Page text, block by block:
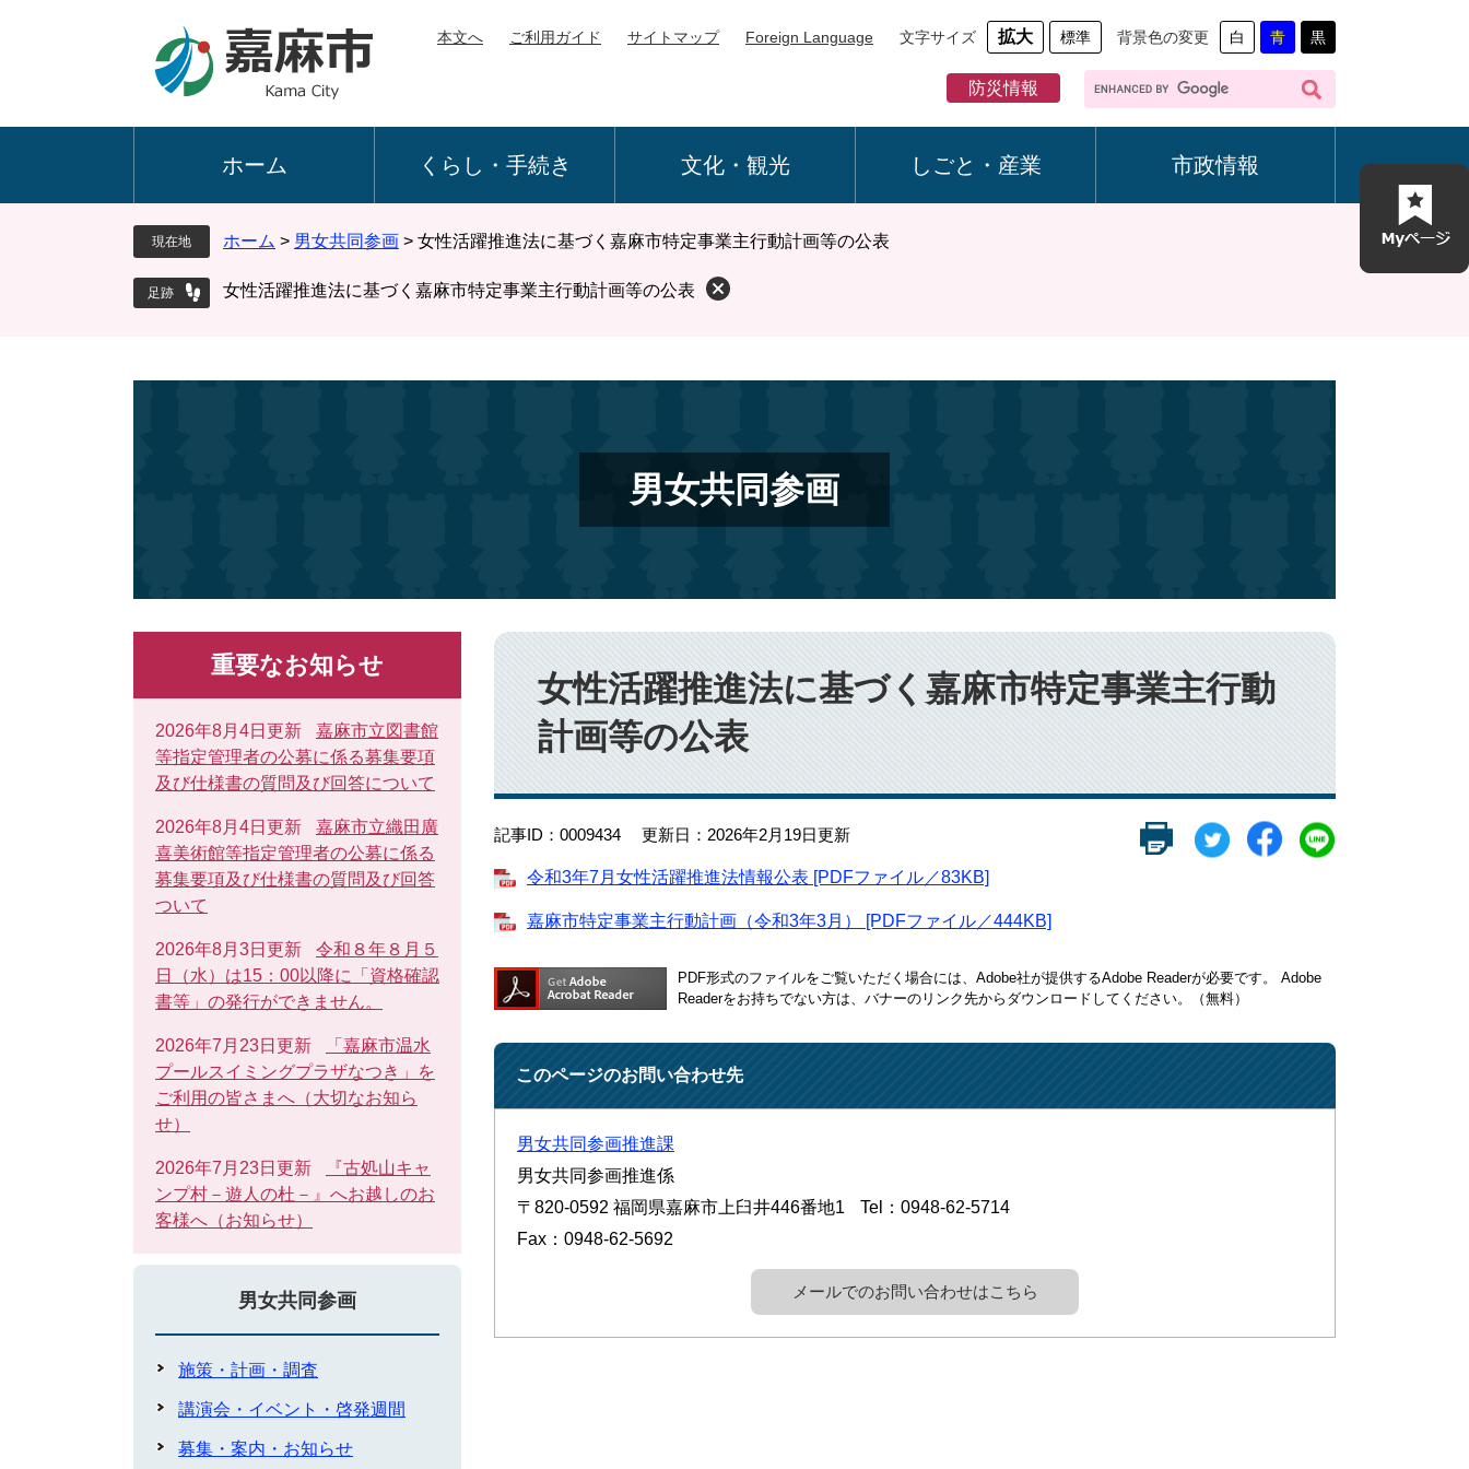
本文へ ご利用ガイド サイトマップ Foreign Language 文字サイズ 拡大 標準 背景色の変更 白 青 黒
防災情報
G
o
ホーム くらし・手続き 文化・観光 しごと・産業 市政情報
現在地 ホーム > 男女共同参画 > 女性活躍推進法に基づく嘉麻市特定事業主行動計画等の公表
女性活躍推進法に基づく嘉麻市特定事業主行動計画等の公表
男女共同参画
本
文
女性活躍推進法に基づく嘉麻市特定事業主行動
計画等の公表
記事ID：0009434 更新日：2026年2月19日更新
令和3年7月女性活躍推進法情報公表 [PDFファイル／83KB]
嘉麻市特定事業主行動計画（令和3年3月） [PDFファイル／444KB]
PDF形式のファイルをご覧いただく場合には、Adobe社が提供するAdobe Readerが必要です。
Adobe
Readerをお持ちでない方は、バナーのリンク先からダウンロードしてください。（無料）
このページのお問い合わせ先
男女共同参画推進課
男女共同参画推進係
〒820-0592 福岡県嘉麻市上臼井446番地1
Tel：0948-62-5714
Fax：0948-62-5692
メールでのお問い合わせはこちら
重要なお知らせ
2026年8月4日更新
嘉麻市立図書館
等指定管理者の公募に係る募集要項
及び仕様書の質問及び回答について
2026年8月4日更新
嘉麻市立織田廣
喜美術館等指定管理者の公募に係る
募集要項及び仕様書の質問及び回答
ついて
2026年8月3日更新
令和８年８月５
日（水）は15：00以降に「資格確認
書等」の発行ができません。
2026年7月23日更新
「嘉麻市温水
プールスイミングプラザなつき」を
ご利用の皆さまへ（大切なお知ら
せ）
2026年7月23日更新
『古処山キャ
ンプ村－遊人の杜－』へお越しのお
客様へ（お知らせ）
男女共同参画
施策・計画・調査
講演会・イベント・啓発週間
募集・案内・お知らせ